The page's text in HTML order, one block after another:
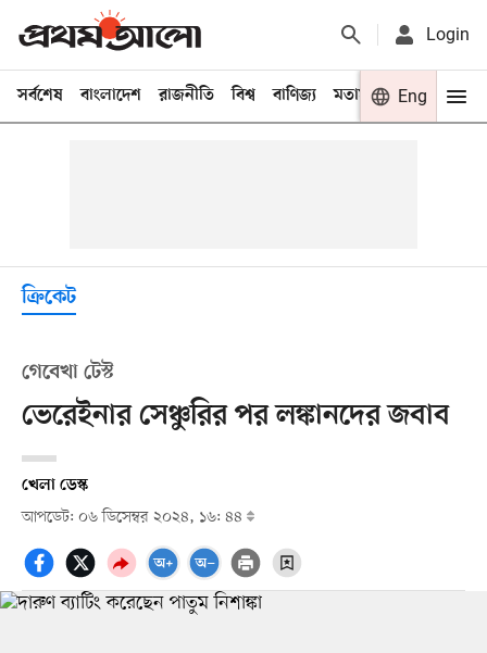
Login
সর্বশেষ বাংলাদেশ রাজনীতি বিশ্ব বাণিজ্য মতামত খেলা
Eng
ক্রিকেট
গেবেখা টেস্ট
ভেরেইনার সেঞ্চুরির পর লঙ্কানদের জবাব
খেলা ডেস্ক
আপডেট: ০৬ ডিসেম্বর ২০২৪, ১৬: ৪৪